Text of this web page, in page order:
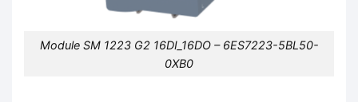
Module SM 1223 G2 16DI_16DO – 6ES7223-5BL50-
0XB0